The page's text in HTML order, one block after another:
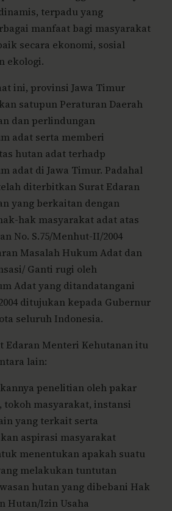
terpadu yang
manfaat bagi masyarakat
secara ekonomi, sosial
ekologi.
ini, provinsi Jawa Timur
satupun Peraturan Daerah
dan perlindungan
adat serta memberi
hutan adat terhadp
adat di Jawa Timur. Padahal
diterbitkan Surat Edaran
yang berkaitan dengan
hak masyarakat adat atas
No. S.75/Menhut-II/2004
Masalah Hukum Adat dan
Ganti rugi oleh
Adat yang ditandatangani
ditujukan kepada Gubernur
seluruh Indonesia.
Edaran Menteri Kehutanan itu
lain:
penelitian oleh pakar
tokoh masyarakat, instansi
yang terkait serta
aspirasi masyarakat
menentukan apakah suatu
melakukan tuntutan
hutan yang dibebani Hak
Hutan/Izin Usaha